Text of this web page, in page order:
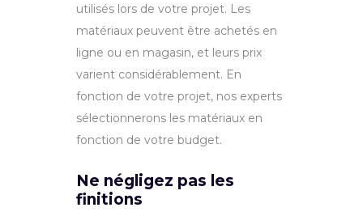
utilisés lors de votre projet. Les
matériaux peuvent être achetés en
ligne ou en magasin, et leurs prix
varient considérablement. En
fonction de votre projet, nos experts
sélectionnerons les matériaux en
fonction de votre budget.
Ne négligez pas les
finitions